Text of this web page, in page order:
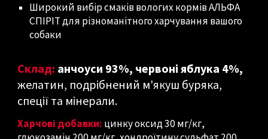
Широкий вибір смаків вологих кормів АЛЬФА
СПІРІТ для різноманітного харчування вашого
собаки
Склад: анчоуси 93%, червоні яблука 4%,
желатин, подрібнений м'якуш буряка,
спеції та мінерали.
Харчові добавки: цинку оксид 30 мг/кг,